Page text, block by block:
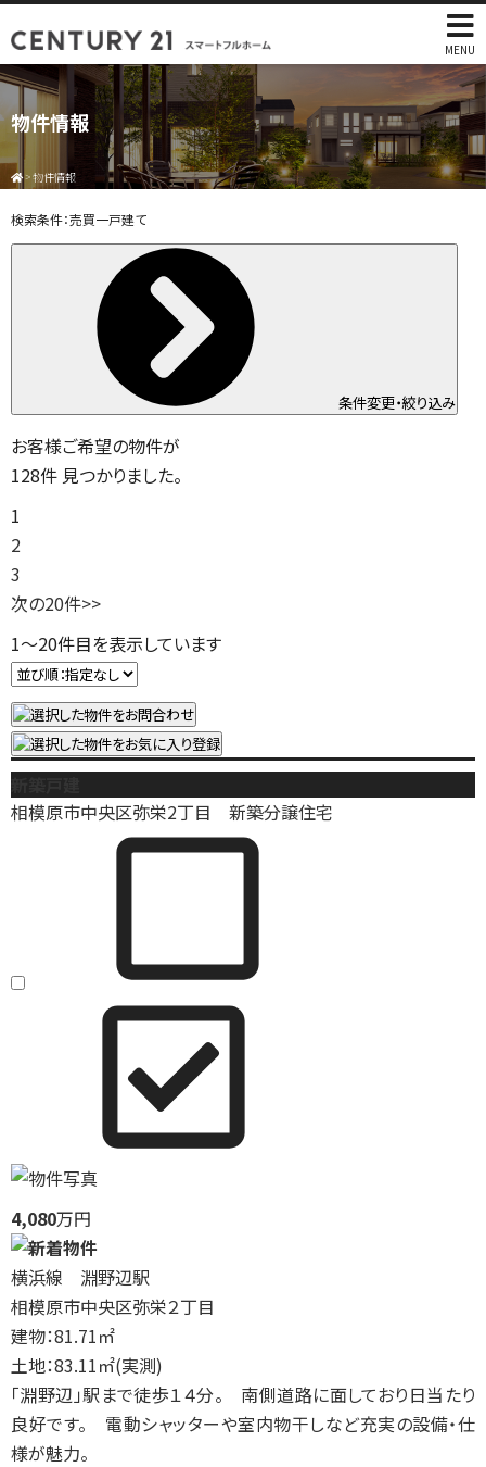
MENU
物件情報
>物件情報
検索条件：売買一戸建て
条件変更・絞り込み
お客様ご希望の物件が
128件 見つかりました。
1
2
3
次の20件>>
1～20件目を表示しています
相模原市中央区弥栄2丁目 新築分譲住宅
4,080万円
横浜線 淵野辺駅
相模原市中央区弥栄２丁目
建物：81.71㎡
土地：83.11㎡(実測)
「淵野辺」駅まで徒歩１４分。 南側道路に面しており日当たり
良好です。 電動シャッターや室内物干しなど充実の設備・仕
様が魅力。